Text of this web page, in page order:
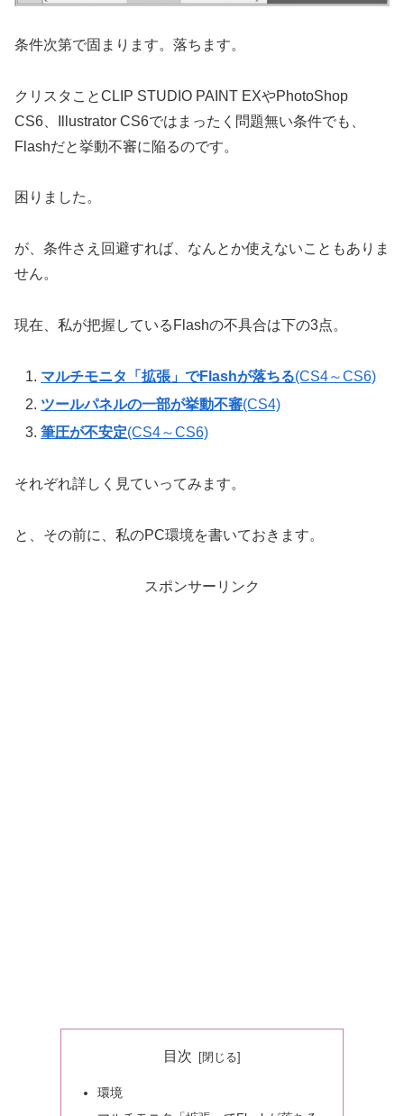
条件次第で固まります。落ちます。
クリスタことCLIP STUDIO PAINT EXやPhotoShop
CS6、Illustrator CS6ではまったく問題無い条件でも、
Flashだと挙動不審に陥るのです。
困りました。
が、条件さえ回避すれば、なんとか使えないこともありま
せん。
現在、私が把握しているFlashの不具合は下の3点。
マルチモニタ「拡張」でFlashが落ちる(CS4～CS6)
ツールパネルの一部が挙動不審(CS4)
筆圧が不安定(CS4～CS6)
それぞれ詳しく見ていってみます。
と、その前に、私のPC環境を書いておきます。
スポンサーリンク
目次
環境